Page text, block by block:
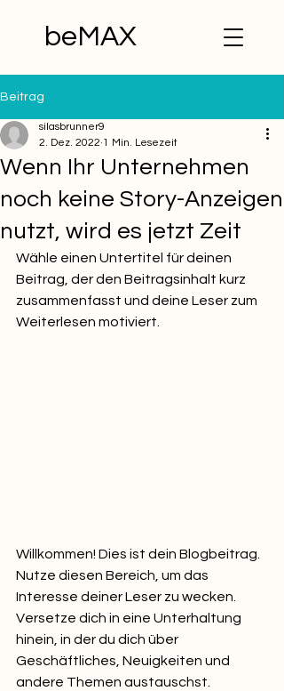
beMAX
Beitrag
Wenn Ihr Unternehmen
noch keine Story-Anzeigen
nutzt, wird es jetzt Zeit
silasbrunner9
2. Dez. 2022 1 Min. Lesezeit
Wähle einen Untertitel für deinen
Beitrag, der den Beitragsinhalt kurz
zusammenfasst und deine Leser zum
Weiterlesen motiviert.
Willkommen! Dies ist dein Blogbeitrag.
Nutze diesen Bereich, um das
Interesse deiner Leser zu wecken.
Versetze dich in eine Unterhaltung
hinein, in der du dich über
Geschäftliches, Neuigkeiten und
andere Themen austauschst.